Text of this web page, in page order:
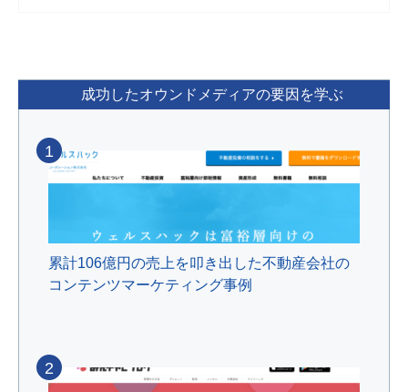
成功したオウンドメディアの要因を学ぶ
累計106億円の売上を叩き出した不動産会社の
コンテンツマーケティング事例
1
2